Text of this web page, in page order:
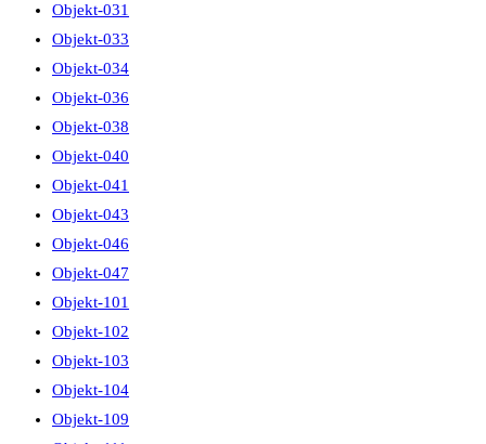
Objekt-031
Objekt-033
Objekt-034
Objekt-036
Objekt-038
Objekt-040
Objekt-041
Objekt-043
Objekt-046
Objekt-047
Objekt-101
Objekt-102
Objekt-103
Objekt-104
Objekt-109